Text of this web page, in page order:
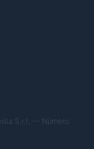
S.r.l. — Número